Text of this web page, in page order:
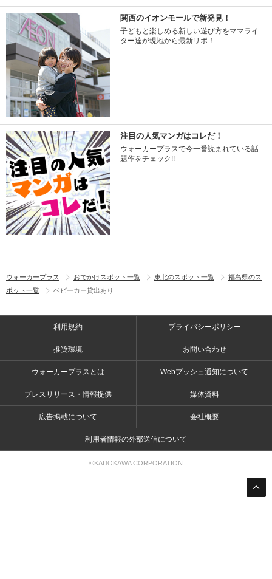
関西のイオンモールで新発見！
子どもと楽しめる新しい遊び方をママライ
ター達が現地から最新リポ！
注目の人気マンガはコレだ！
ウォーカープラスで今一番読まれている話
題作をチェック!!
ウォーカープラス おでかけスポット一覧 東北のスポット一覧
福島県のス
ポット一覧
ベビーカー貸出あり
利用規約 プライバシーポリシー
推奨環境 お問い合わせ
ウォーカープラスとは Webプッシュ通知について
プレスリリース・情報提供 媒体資料
広告掲載について 会社概要
利用者情報の外部送信について
©KADOKAWA CORPORATION